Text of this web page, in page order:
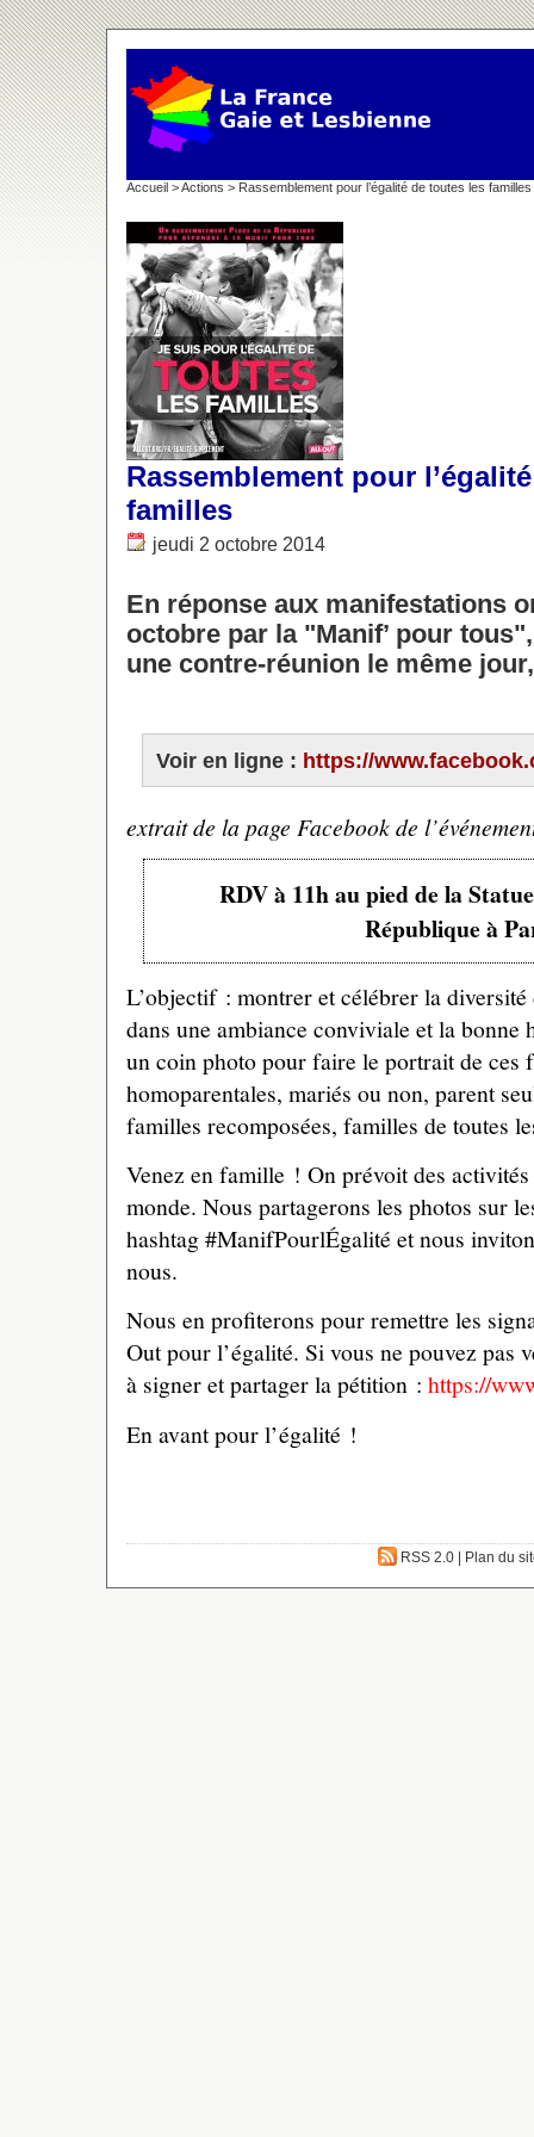
Accueil >Actions > Rassemblement pour l’égalité de toutes les familles
Rassemblement pour
familles
jeudi 2 octobre 2014
En réponse aux manifestations
octobre par la "Manif’ pour
une contre-réunion le même
Voir en ligne : https://
extrait de la page Facebook de
RDV à 11h au pied de la
République à
L’objectif : montrer et célébrer la
dans une ambiance conviviale et la bonne
un coin photo pour faire le portrait de ces
homoparentales, mariés ou non, parent
familles recomposées, familles de toutes
Venez en famille ! On prévoit des
monde. Nous partagerons les photos sur
hashtag #ManifPourlÉgalité et nous
nous.
Nous en profiterons pour remettre les
Out pour l’égalité. Si vous ne pouvez pas
à signer et partager la pétition : https://
En avant pour l’égalité !
RSS 2.0 | Plan du